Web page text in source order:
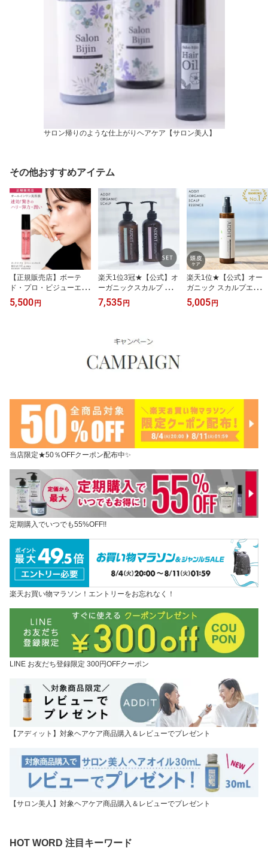
サロン帰りのような仕上がりヘアケア【サロン美人】
その他おすすめアイテム
【正規販売店】ボーテ
ド・プロ・ビジューエッ
センス EX 100ml【オー
ルインワン美容液】ハリ
5,500 円
楽天1位3冠★【公式】オ
ーガニックスカルプ シャ
ンプー 500ml＆トリート
メント 500g セット スカ
ックトリートメント 女性
髪 抜け毛 無添加 天然由
来 ADDiT アディット
7,535 円
楽天1位★【公式】オー
ガニック スカルプエッセ
ンス 200ml スプレー 頭
皮ケア 産後 薄毛 育毛 オ
5,005 円
当店限定★50％OFFクーポン配布中✨
定期購入でいつでも55%OFF!!
楽天お買い物マラソン！エントリーをお忘れなく！
LINE お友だち登録限定 300円OFFクーポン
【アディット】対象ヘアケア商品購入＆レビューでプレゼント
【サロン美人】対象ヘアケア商品購入＆レビューでプレゼント
HOT WORD 注目キーワード